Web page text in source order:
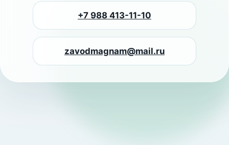
+7 988 413-11-10
zavodmagnam@mail.ru